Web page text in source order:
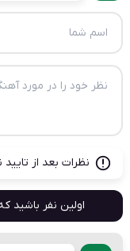
نظرات بعد از
اولین نفر باشید